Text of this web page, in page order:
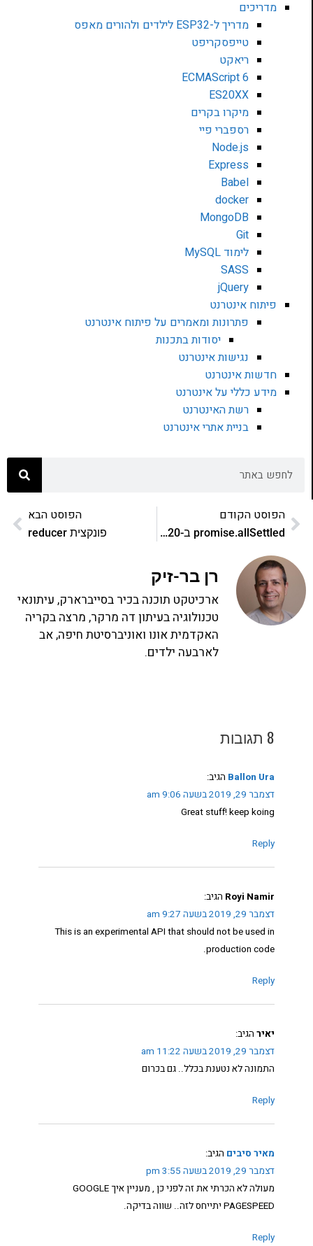
מדריכים
מדריך ל-ESP32 לילדים ולהורים מאפס
טייפסקריפט
ריאקט
ECMAScript 6
ES20XX
מיקרו בקרים
רספברי פיי
Node.js
Express
Babel
docker
MongoDB
Git
לימוד MySQL
SASS
jQuery
פיתוח אינטרנט
פתרונות ומאמרים על פיתוח אינטרנט
יסודות בתכנות
נגישות אינטרנט
חדשות אינטרנט
מידע כללי על אינטרנט
רשת האינטרנט
בניית אתרי אינטרנט
הפוסט הקודם
promise.allSettled ב-ES2020
הפוסט הבא
פונקצית reducer
רן בר-זיק
ארכיטקט תוכנה בכיר בסייברארק, עיתונאי
טכנולוגיה בעיתון דה מרקר, מרצה בקריה
האקדמית אונו ואוניברסיטת חיפה, אב
לארבעה ילדים.
8 תגובות
Ballon Ura הגיב:
דצמבר 29, 2019 בשעה 9:06 am
Great stuff! keep koing
Reply
Royi Namir הגיב:
דצמבר 29, 2019 בשעה 9:27 am
This is an experimental API that should not be used in
production code.
Reply
יאיר הגיב:
דצמבר 29, 2019 בשעה 11:22 am
התמונה לא נטענת בכלל.. גם בכרום
Reply
מאיר סיבים הגיב:
דצמבר 29, 2019 בשעה 3:55 pm
מעולה לא הכרתי את זה לפני כן , מעניין איך GOOGLE
PAGESPEED יתייחס לזה.. שווה בדיקה.
Reply